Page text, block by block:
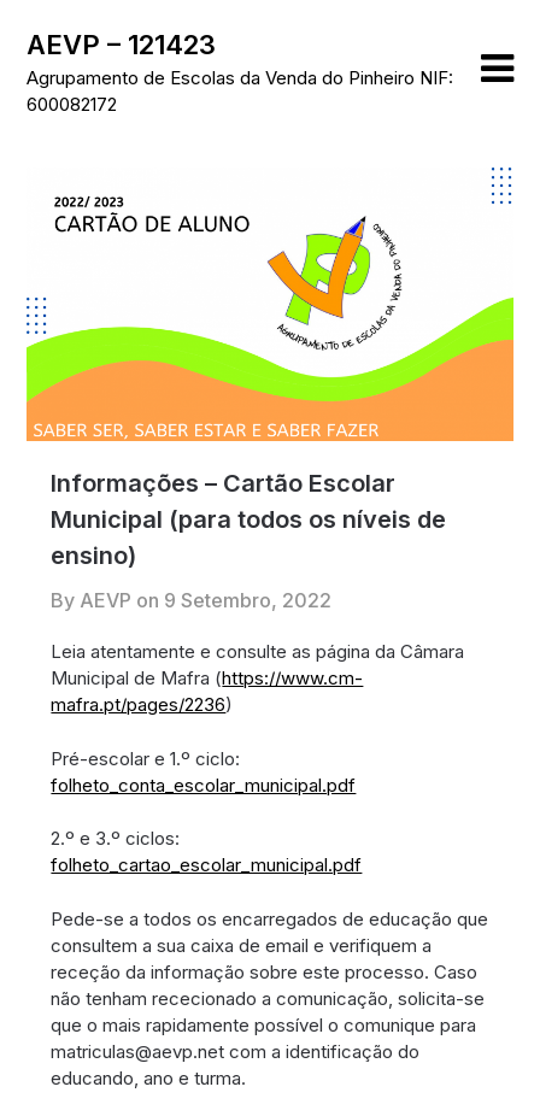
content
AEVP – 121423
Agrupamento de Escolas da Venda do Pinheiro NIF:
600082172
Informações – Cartão Escolar
Municipal (para todos os níveis de
ensino)
By AEVP on 9 Setembro, 2022
Leia atentamente e consulte as página da Câmara
Municipal de Mafra (https://www.cm-
mafra.pt/pages/2236)
Pré-escolar e 1.º ciclo:
folheto_conta_escolar_municipal.pdf
2.º e 3.º ciclos:
folheto_cartao_escolar_municipal.pdf
Pede-se a todos os encarregados de educação que
consultem a sua caixa de email e verifiquem a
receção da informação sobre este processo. Caso
não tenham rececionado a comunicação, solicita-se
que o mais rapidamente possível o comunique para
matriculas@aevp.net com a identificação do
educando, ano e turma.